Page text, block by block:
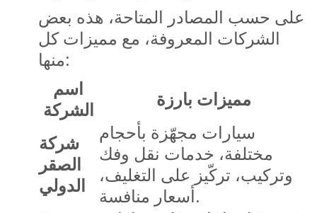
على حسب المصادر المتاحة، هذه بعض
الشركات المعروفة، مع مميزات كل
منها:
اسم
الشركة
مميزات بارزة
شركة
الصقر
الدولي
سيارات مجهّزة بأحجام
مختلفة، خدمات نقل وفك
وتركيب، تركّيز على التغليف،
أسعار منافسة.